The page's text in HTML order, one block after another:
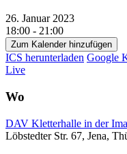
26. Januar 2023
18:00 - 21:00
Zum Kalender hinzufügen
ICS herunterladen Google
Live
Wo
DAV Kletterhalle in der
Löbstedter Str. 67, Jena,